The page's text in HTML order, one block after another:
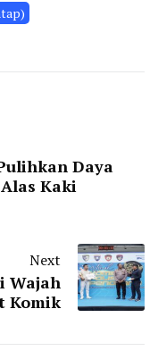
Daya
Kaki
Next
Wajah
Komik